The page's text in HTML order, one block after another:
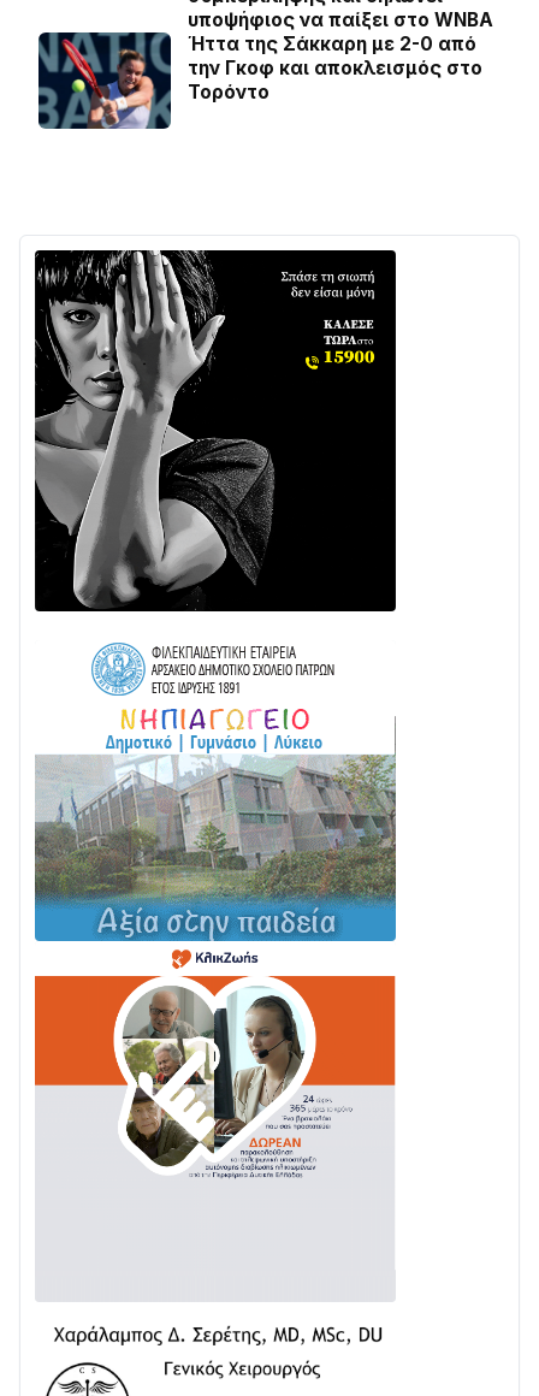
υποψήφιος να παίξει στο WNBA
Ήττα της Σάκκαρη με 2-0 από
την Γκοφ και αποκλεισμός στο
Τορόντο